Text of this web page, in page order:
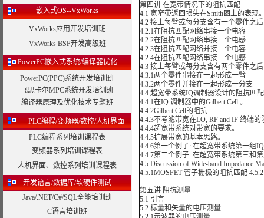
嵌入式OS--VxWorks
VxWorks应用开发培训班
VxWorks BSP开发高级班
PowerPC嵌入式系统/编译器优化
PowerPC(PPC)系统开发培训班
飞思卡尔MPC系统开发培训班
编译器原理及优化技术专题班
PLC编程/变频器/数控/人机界面
PLC编程系列培训课程表
变频器系列培训课程表
人机界面、数控系列培训课程表
开发语言/数据库/软硬件测试
Java/.NET/C#/SQL全能培训班
C语言培训班
第四讲 在宽带情况下的阻抗匹配
4.1 宽窄带返回损失在Smith图上的表现
4.2 接上每臂或每分支含有一个零件之
4.2.1在阻抗匹配网络串接一个电容
4.2.2在阻抗匹配网络串接一个电感
4.2.3在阻抗匹配网络并接一个电容
4.2.4在阻抗匹配网络串接一个电感
4.3 接上每臂或每分支含有两个零件之
4.3.1两个零件串接在一起形成一臂
4.3.2两个零件并接在一起形成一分支
4.4 超宽带系统IQ调制器设计的阻抗匹配
4.4.1在IQ 调制器中的Gilbert Cell 。
4.4.2Gilbert Cell的阻抗
4.4.3不考滤带宽在LO, RF and IF 终端的
4.4.4超宽带系统对带宽的要求。
4.4.5扩展带宽的基本思路。
4.4.6第一个例子: 在超宽带系统第一组
4.4.7第二个例子: 在超宽带系统第三和
4.5 Discussion of Wide-band Impedance
4.5.1MOSFET 管子栅极的阻抗匹配
第五讲 阻抗测量
5.1 引言
5.2 标量和矢量的电压测量